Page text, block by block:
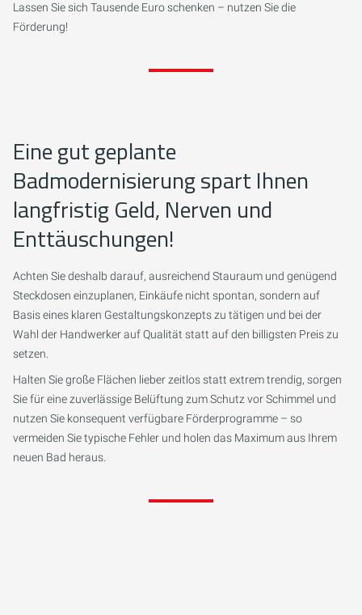
Lassen Sie sich Tausende Euro schenken – nutzen Sie die
Förderung!
Eine gut geplante
Badmodernisierung spart Ihnen
langfristig Geld, Nerven und
Enttäuschungen!
Achten Sie deshalb darauf, ausreichend Stauraum und genügend
Steckdosen einzuplanen, Einkäufe nicht spontan, sondern auf
Basis eines klaren Gestaltungskonzepts zu tätigen und bei der
Wahl der Handwerker auf Qualität statt auf den billigsten Preis zu
setzen.
Halten Sie große Flächen lieber zeitlos statt extrem trendig, sorgen
Sie für eine zuverlässige Belüftung zum Schutz vor Schimmel und
nutzen Sie konsequent verfügbare Förderprogramme – so
vermeiden Sie typische Fehler und holen das Maximum aus Ihrem
neuen Bad heraus.